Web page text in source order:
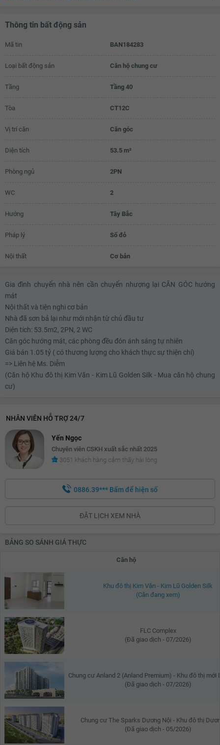
Thông tin bất động sản
Mã tin BAN184283
Loại bất động sản Căn hộ chung cư
Tầng Tầng 40
Tòa CT12C
Vị trí căn Căn góc
Diện tích 53.5 m²
Phòng ngủ 2PN
WC 2
Hướng Tây Bắc
Pháp lý Sổ đỏ
Nội thất Cơ bản
Gia đình chuyển nhà nên cần chuyển nhượng lại CĂN GÓC hướng
mát
Nội thất và tiện nghi cơ bản
Nhà đã sơn bả lại như mới nhận từ chủ đầu tư
Diện tích: 53.5m2, 2PN, 2 WC
Căn góc hướng mát, các phòng đều đón ánh sáng tự nhiên
Giá bán 1.05 tỷ ( có thương lượng cho khách thực sự thiện chí)
=> Liên hệ Ms. Diễm
(Căn hộ Khu đô thị Kim Văn - Kim Lũ Golden Silk - Mua căn hộ chung
cư)
NHÂN VIÊN HỖ TRỢ 24/7
Yến Ngọc
Chuyên viên CSKH xuất sắc nhất 2025
3051 khách hàng cảm thấy hài lòng
0886.39*** Bấm để hiện số
ĐẶT LỊCH XEM NHÀ
BẢNG SO SÁNH GIÁ THỰC
Căn hộ
Khu đô thị Kim Văn - Kim Lũ Golden Silk
(Căn đang xem)
FLC Complex
(Đã giao dịch - 07/2026)
Chung cư Anland 2 (Anland Premium) - Khu đô thị mới
(Đã giao dịch - 07/2026)
Chung cư The Sparks Dương Nội - Khu đô thị
(Đã giao dịch - 05/2026)